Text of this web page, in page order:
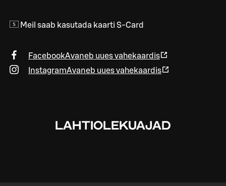
Meil saab kasutada kaarti S-Card
FacebookAvaneb uues vahekaardis
InstagramAvaneb uues vahekaardis
LAHTIOLEKUAJAD